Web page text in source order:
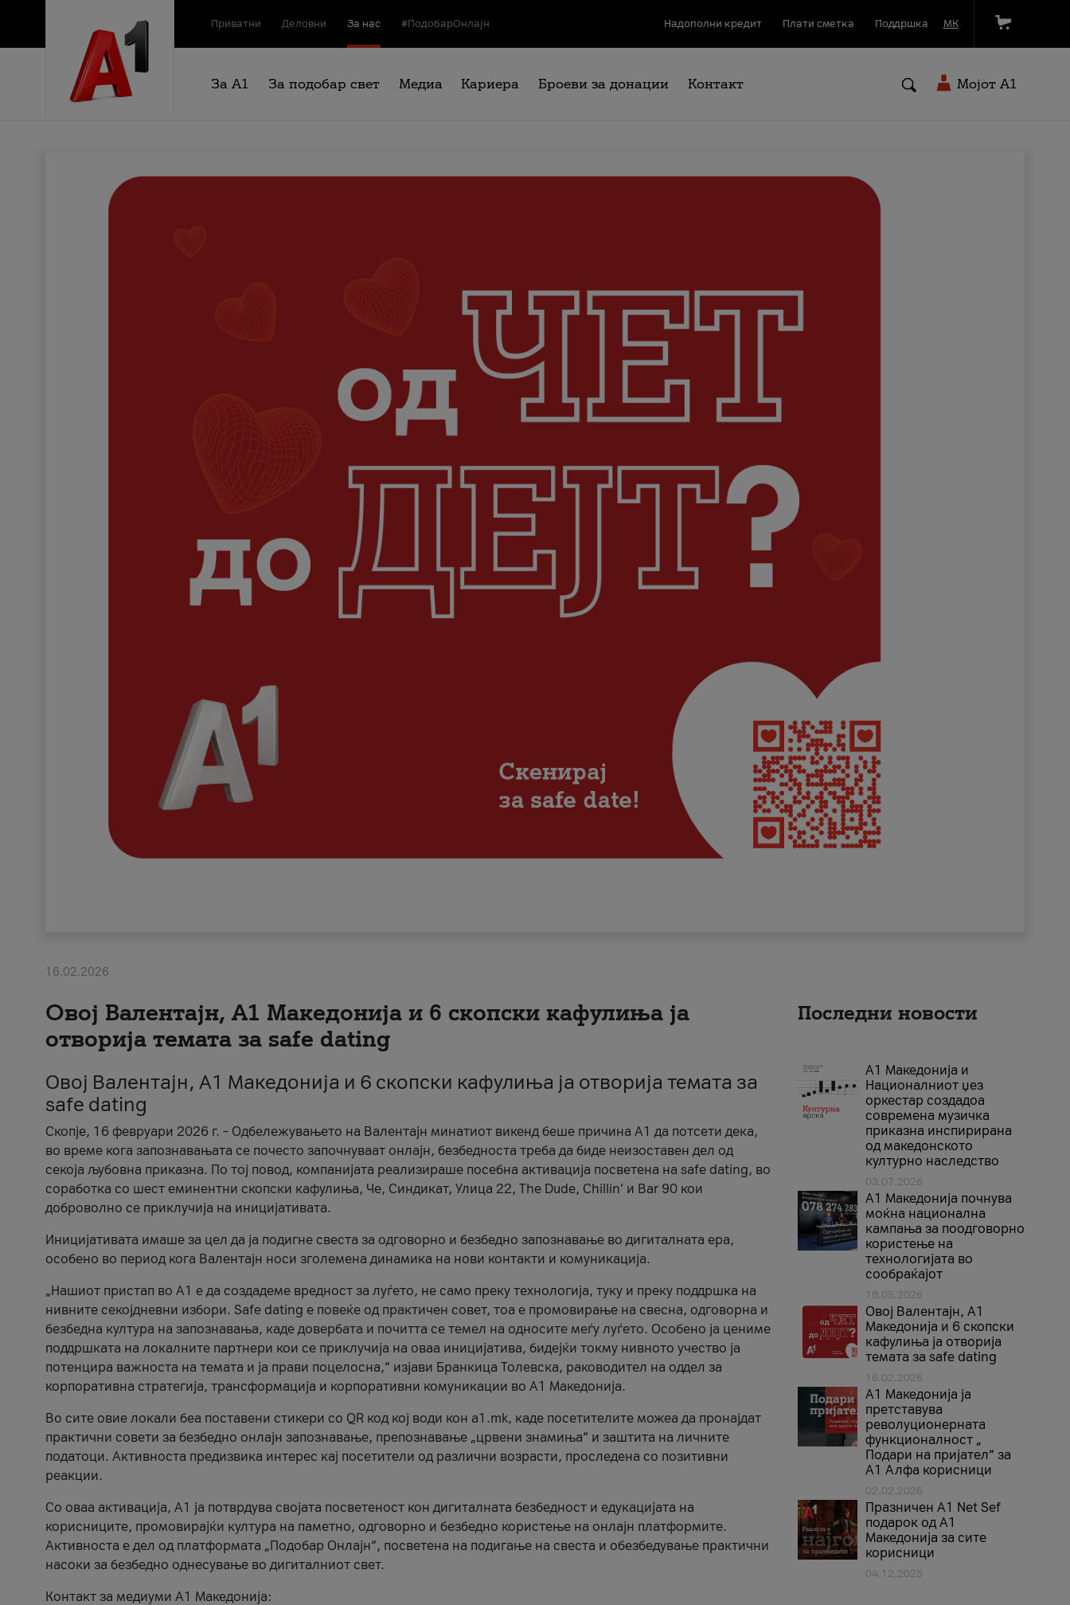
Приватни Деловни За нас #ПодобарОнлајн Надополни кредит Плати сметка Поддршка МК
За А1 За подобар свет Медиа Кариера Броеви за донации Контакт Мојот A1
16.02.2026
Овој Валентајн, A1 Македонија и 6 скопски кафулиња ја
отворија темата за safe dating
Овој Валентајн, A1 Македонија и 6 скопски кафулиња ја отворија темата за
safe dating
Скопје, 16 февруари 2026 г. – Одбележувањето на Валентајн минатиот викенд беше причина А1 да потсети дека,
во време кога запознавањата се почесто започнуваат онлајн, безбедноста треба да биде неизоставен дел од
секоја љубовна приказна. По тој повод, компанијата реализираше посебна активација посветена на safe dating, во
соработка со шест еминентни скопски кафулиња, Че, Синдикат, Улица 22, The Dude, Chillin’ и Bar 90 кои
доброволно се приклучија на иницијативата.
Иницијативата имаше за цел да ја подигне свеста за одговорно и безбедно запознавање во дигиталната ера,
особено во период кога Валентајн носи зголемена динамика на нови контакти и комуникација.
„Нашиот пристап во А1 е да создадеме вредност за луѓето, не само преку технологија, туку и преку поддршка на
нивните секојдневни избори. Safe dating е повеќе од практичен совет, тоа е промовирање на свесна, одговорна и
безбедна култура на запознавања, каде довербата и почитта се темел на односите меѓу луѓето. Особено ја цениме
поддршката на локалните партнери кои се приклучија на оваа иницијатива, бидејќи токму нивното учество ја
потенцира важноста на темата и ја прави поцелосна,“ изјави Бранкица Толевска, раководител на оддел за
корпоративна стратегија, трансформација и корпоративни комуникации во А1 Македонија.
Во сите овие локали беа поставени стикери со QR код кој води кон a1.mk, каде посетителите можеа да пронајдат
практични совети за безбедно онлајн запознавање, препознавање „црвени знамиња“ и заштита на личните
податоци. Активноста предизвика интерес кај посетители од различни возрасти, проследена со позитивни
реакции.
Со оваа активација, А1 ја потврдува својата посветеност кон дигиталната безбедност и едукацијата на
корисниците, промовирајќи култура на паметно, одговорно и безбедно користење на онлајн платформите.
Активноста е дел од платформата „Подобар Онлајн“, посветена на подигање на свеста и обезбедување практични
насоки за безбедно однесување во дигиталниот свет.
Контакт за медиуми А1 Македонија:
Последни новости
А1 Македонија и
Националниот џез
оркестар создадоа
современа музичка
приказна инспирирана
од македонското
културно наследство
03.07.2026
A1 Македонија почнува
моќна национална
кампања за поодговорно
користење на
технологијата во
сообраќајот
18.05.2026
Овој Валентајн, A1
Македонија и 6 скопски
кафулиња ја отворија
темата за safe dating
16.02.2026
А1 Македонија ја
претставува
револуционерната
функционалност „
Подари на пријател“ за
А1 Алфа корисници
02.02.2026
Празничен A1 Net Sеf
подарок од А1
Македонија за сите
корисници
04.12.2025